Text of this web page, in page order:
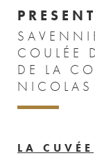
COULÉE
DE LA
LA CUVÉE